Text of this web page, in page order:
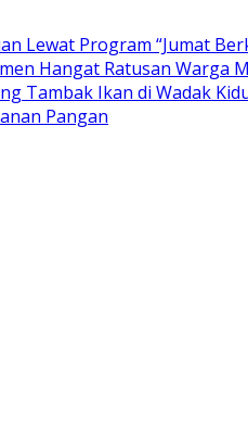
Lewat Program “Jumat
Hangat Ratusan Warga
Tambak Ikan di Wadak
Pangan